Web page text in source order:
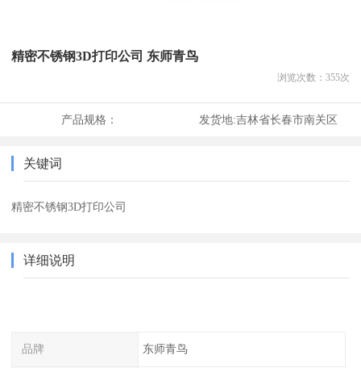
精密不锈钢3D打印公司 东师青鸟
浏览次数： 355次
产品规格： 发货地:吉林省长春市南关区
关键词
精密不锈钢3D打印公司
详细说明
品牌 东师青鸟